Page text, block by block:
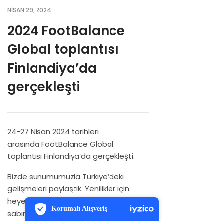
Korumalı Alışveriş
PCI-DSS Ödeme Güvenliği
7/24 Canlı Destek
iyzico Korumalı Alışveriş
Spor Çorapları
Kol, Dirsek, Bilek, Diz Koruyucu
Ayak Bilek Desteği ve Kalf Koruyucu
FootBalance Tabanlıklar
Sık Sorulan Sorular
Bayi Portal Kullanımı
NISAN 29, 2024
2024 FootBalance
Global toplantısı
Finlandiya’da
gerçekleşti
24-27 Nisan 2024 tarihleri
arasında FootBalance Global
toplantısı Finlandiya’da gerçekleşti.
Bizde sunumumuzla Türkiye’deki
gelişmeleri paylaştık. Yenilikler için
heyecanlıyız. Sizlerle paylaşmak için
sabırsızlanıyoruz.